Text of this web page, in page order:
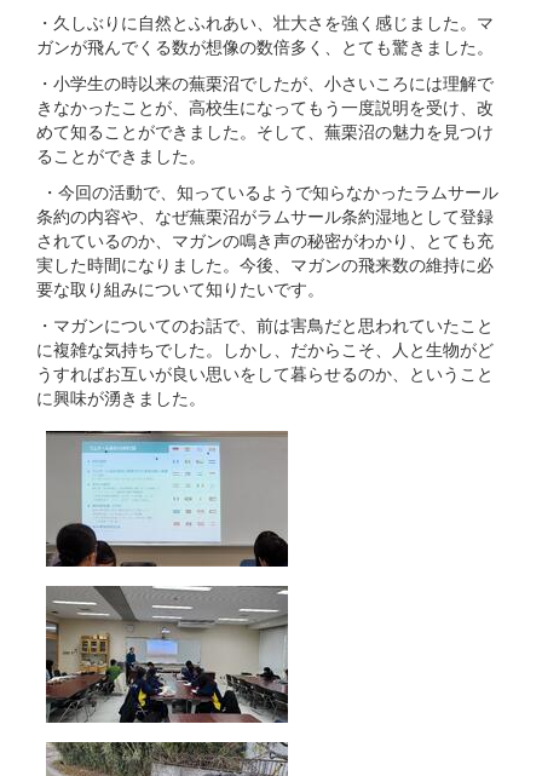
・久しぶりに自然とふれあい、壮大さを強く感じました。マ
ガンが飛んでくる数が想像の数倍多く、とても驚きました。
・小学生の時以来の蕪栗沼でしたが、小さいころには理解で
きなかったことが、高校生になってもう一度説明を受け、改
めて知ることができました。そして、蕪栗沼の魅力を見つけ
ることができました。
・今回の活動で、知っているようで知らなかったラムサール
条約の内容や、なぜ蕪栗沼がラムサール条約湿地として登録
されているのか、マガンの鳴き声の秘密がわかり、とても充
実した時間になりました。今後、マガンの飛来数の維持に必
要な取り組みについて知りたいです。
・マガンについてのお話で、前は害鳥だと思われていたこと
に複雑な気持ちでした。しかし、だからこそ、人と生物がど
うすればお互いが良い思いをして暮らせるのか、ということ
に興味が湧きました。